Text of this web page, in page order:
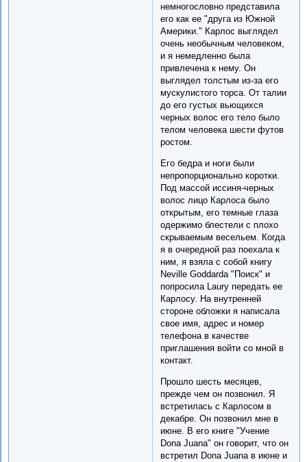
немногословно представила
его как ее "друга из Южной
Америки." Карлос выглядел
очень необычным человеком,
и я немедленно была
привлечена к нему. Он
выглядел толстым из-за его
мускулистого торса. От талии
до его густых вьющихся
черных волос его тело было
телом человека шести футов
ростом.
Его бедра и ноги были
непропорционально коротки.
Под массой иссиня-черных
волос лицо Карлоса было
открытым, его темные глаза
одержимо блестели с плохо
скрываемым весельем. Когда
я в очередной раз поехала к
ним, я взяла с собой книгу
Neville Goddardа "Поиск" и
попросила Laurу передать ее
Карлосу. На внутренней
стороне обложки я написала
свое имя, адрес и номер
телефона в качестве
приглашения войти со мной в
контакт.
Прошло шесть месяцев,
прежде чем он позвонил. Я
встретилась с Карлосом в
декабре. Он позвонил мне в
июне. В его книге "Учение
Donа Juanа" он говорит, что он
встретил Donа Juanа в июне и